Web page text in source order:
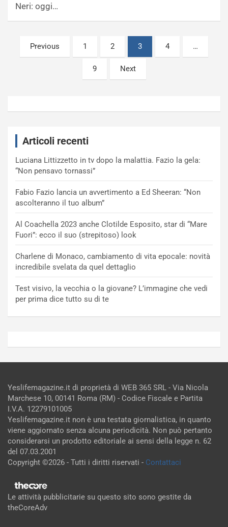
Neri: oggi…
Paginazione
degli
Previous 1 2 3 4 …
9 Next
Articoli recenti
Luciana Littizzetto in tv dopo la malattia. Fazio la gela:
“Non pensavo tornassi”
Fabio Fazio lancia un avvertimento a Ed Sheeran: “Non
ascolteranno il tuo album”
Al Coachella 2023 anche Clotilde Esposito, star di “Mare
Fuori”: ecco il suo (strepitoso) look
Charlene di Monaco, cambiamento di vita epocale: novità
incredibile svelata da quel dettaglio
Test visivo, la vecchia o la giovane? L’immagine che vedi
per prima dice tutto su di te
Yeslifemagazine.it di proprietà di WEB 365 SRL - Via Nicola
Marchese 10, 00141 Roma (RM) - Codice Fiscale e Partita
I.V.A. 12279101005
Yeslifemagazine.it non è una testata giornalistica, in quanto
viene aggiornato senza alcuna periodicità. Non può pertanto
considerarsi un prodotto editoriale ai sensi della legge n. 62
del 07.03.2001
Copyright ©2026 - Tutti i diritti riservati - Contattaci
Le attività pubblicitarie su questo sito sono gestite da
theCoreAdv